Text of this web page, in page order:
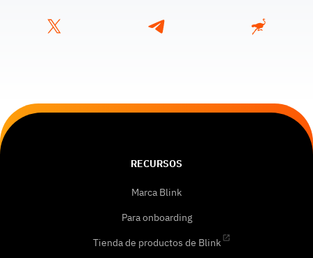
RECURSOS
Marca Blink
Para onboarding
Tienda de productos de Blink